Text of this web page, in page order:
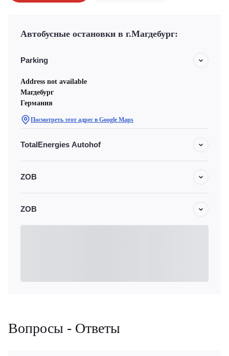
Автобусные остановки в г.Магдебург:
Parking
Address not available
Магдебург
Германия
Посмотреть этот адрес в Google Maps
TotalEnergies Autohof
ZOB
ZOB
Вопросы - Ответы